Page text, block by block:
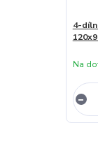
4-
Na